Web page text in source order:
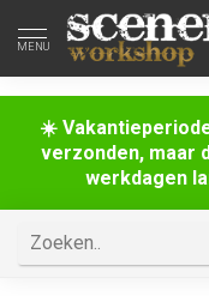
☀️
verzonden, maar
werkdagen
MENU